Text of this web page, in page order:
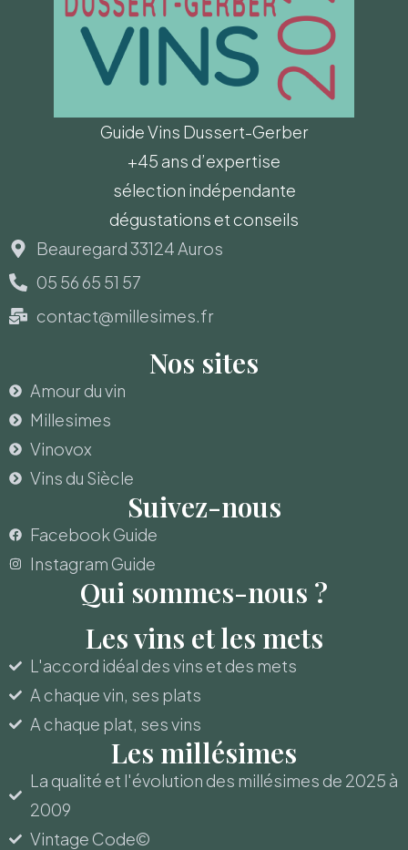
Guide Vins Dussert-Gerber
+45 ans d’expertise
sélection indépendante
dégustations et conseils
Beauregard 33124 Auros
05 56 65 51 57
contact@millesimes.fr
Nos sites
Amour du vin
Millesimes
Vinovox
Vins du Siècle
Suivez-nous
Facebook Guide
Instagram Guide
Qui sommes-nous ?
Les vins et les mets
L'accord idéal des vins et des mets
A chaque vin, ses plats
A chaque plat, ses vins
Les millésimes
La qualité et l'évolution des millésimes de 2025 à
2009
Vintage Code©